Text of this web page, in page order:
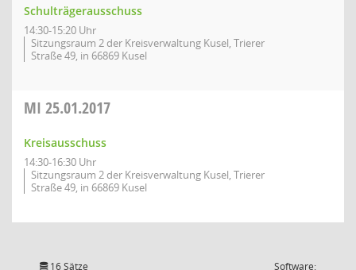
Schulträgerausschuss
14:30-15:20 Uhr
Sitzungsraum 2 der Kreisverwaltung Kusel, Trierer
Straße 49, in 66869 Kusel
MI 25.01.2017
Kreisausschuss
14:30-16:30 Uhr
Sitzungsraum 2 der Kreisverwaltung Kusel, Trierer
Straße 49, in 66869 Kusel
16 Sätze Software: